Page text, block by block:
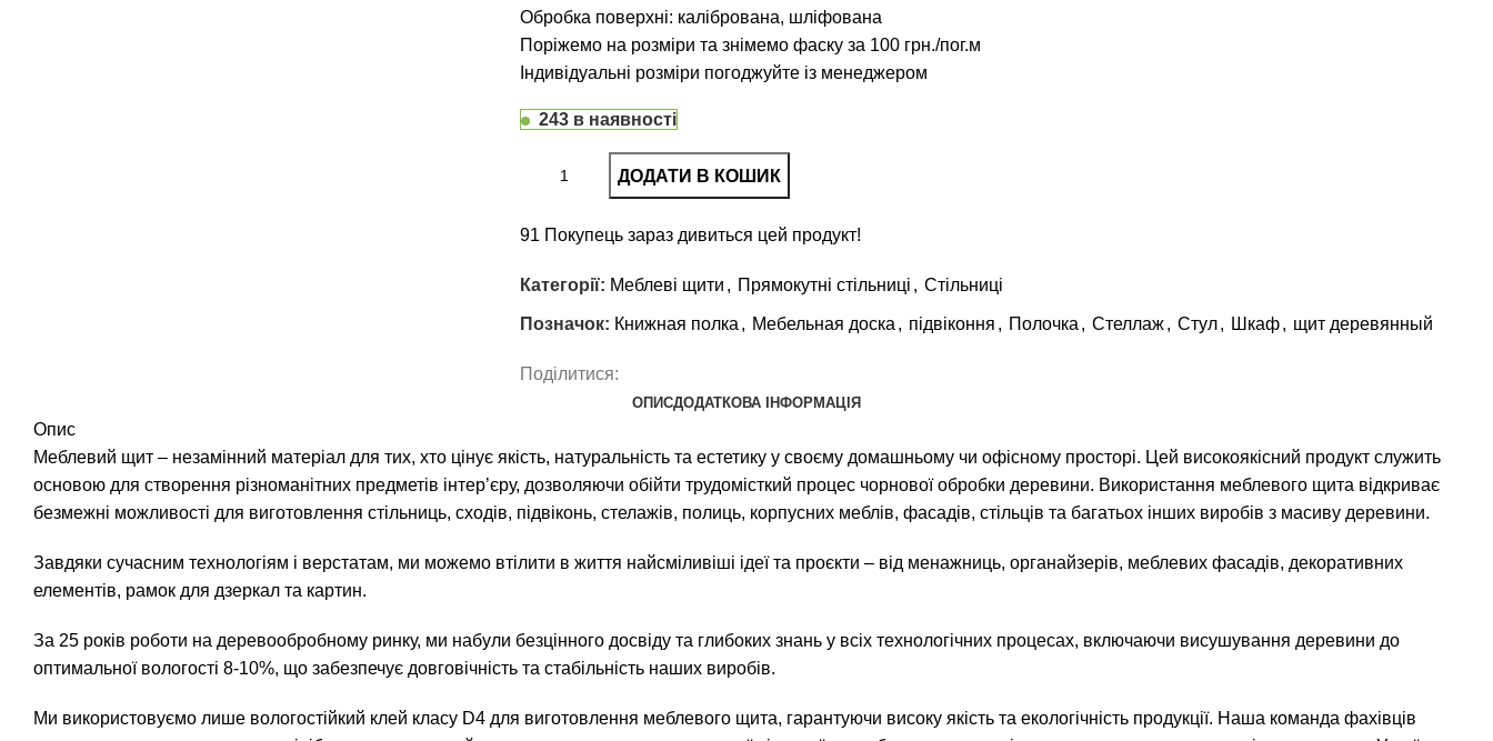
Обробка поверхні: калібрована, шліфована
Поріжемо на розміри та знімемо фаску за 100 грн./пог.м
Індивідуальні розміри погоджуйте із менеджером
243 в наявності
ДОДАТИ В КОШИК
91 Покупець зараз дивиться цей продукт!
Категорії: Меблеві щити , Прямокутні стільниці , Стільниці
Позначок: Книжная полка , Мебельная доска , підвіконня , Полочка , Стеллаж, Стул, Шкаф, щит деревянный
Поділитися:
ОПИСДОДАТКОВА ІНФОРМАЦІЯ
Опис
Меблевий щит – незамінний матеріал для тих, хто цінує якість, натуральність та естетику у своєму домашньому чи офісному просторі. Цей високоякісний продукт служить
основою для створення різноманітних предметів інтер’єру, дозволяючи обійти трудомісткий процес чорнової обробки деревини. Використання меблевого щита відкриває
безмежні можливості для виготовлення стільниць, сходів, підвіконь, стелажів, полиць, корпусних меблів, фасадів, стільців та багатьох інших виробів з масиву деревини.
Завдяки сучасним технологіям і верстатам, ми можемо втілити в життя найсміливіші ідеї та проєкти – від менажниць, органайзерів, меблевих фасадів, декоративних
елементів, рамок для дзеркал та картин.
За 25 років роботи на деревообробному ринку, ми набули безцінного досвіду та глибоких знань у всіх технологічних процесах, включаючи висушування деревини до
оптимальної вологості 8-10%, що забезпечує довговічність та стабільність наших виробів.
Ми використовуємо лише вологостійкий клей класу D4 для виготовлення меблевого щита, гарантуючи високу якість та екологічність продукції. Наша команда фахівців